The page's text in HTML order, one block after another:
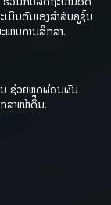
ເມີນຕົນເອງສຳລັບຄູຊັ້ນ
ພາບການສຶກສາ.
ນ ຊ່ວຍຫຼຸດຜ່ອນຜົນ
ສາໜ້າດິນ.